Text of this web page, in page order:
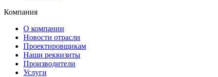
Компания
О компании
Новости отрасли
Проектировщикам
Наши реквизиты
Производители
Услуги